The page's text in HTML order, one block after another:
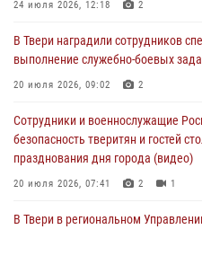
24 июля 2026, 12:18 2
Росгвардейцы оказали помощь
22 июля 2026, 08:35
24 июля 2026, 12:18 2
В Твери наградили сотрудников
выполнение служебно-боевых
20 июля 2026, 09:02 2
Сотрудники и военнослужащие
безопасность тверитян и гостей
празднования дня города (видео)
20 июля 2026, 07:41 2 1
В Твери в региональном